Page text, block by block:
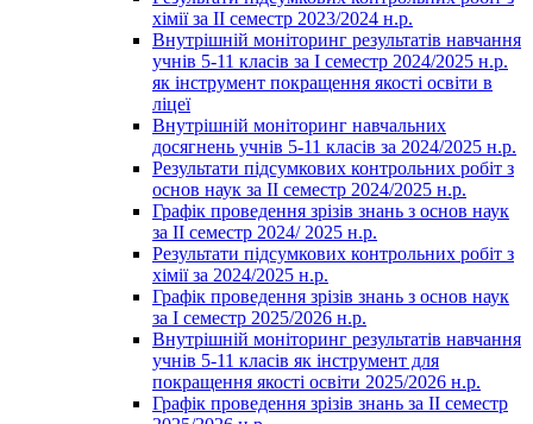
хімії за ІІ семестр 2023/2024 н.р.
Внутрішній моніторинг результатів навчання
учнів 5-11 класів за І семестр 2024/2025 н.р.
як інструмент покращення якості освіти в
ліцеї
Внутрішній моніторинг навчальних
досягнень учнів 5-11 класів за 2024/2025 н.р.
Результати підсумкових контрольних робіт з
основ наук за ІІ семестр 2024/2025 н.р.
Графік проведення зрізів знань з основ наук
за ІІ семестр 2024/ 2025 н.р.
Результати підсумкових контрольних робіт з
хімії за 2024/2025 н.р.
Графік проведення зрізів знань з основ наук
за І семестр 2025/2026 н.р.
Внутрішній моніторинг результатів навчання
учнів 5-11 класів як інструмент для
покращення якості освіти 2025/2026 н.р.
Графік проведення зрізів знань за ІІ семестр